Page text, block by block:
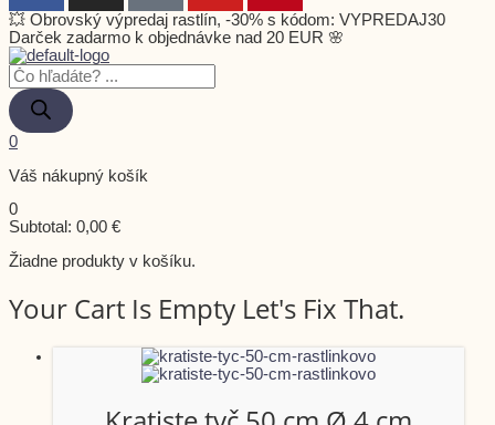
💥 Obrovský výpredaj rastlín, -30% s kódom: VYPREDAJ30
Darček zadarmo k objednávke nad 20 EUR 🌸
0
Váš nákupný košík
0
Subtotal: 0,00 €
Žiadne produkty v košíku.
Your Cart Is Empty Let's Fix That.